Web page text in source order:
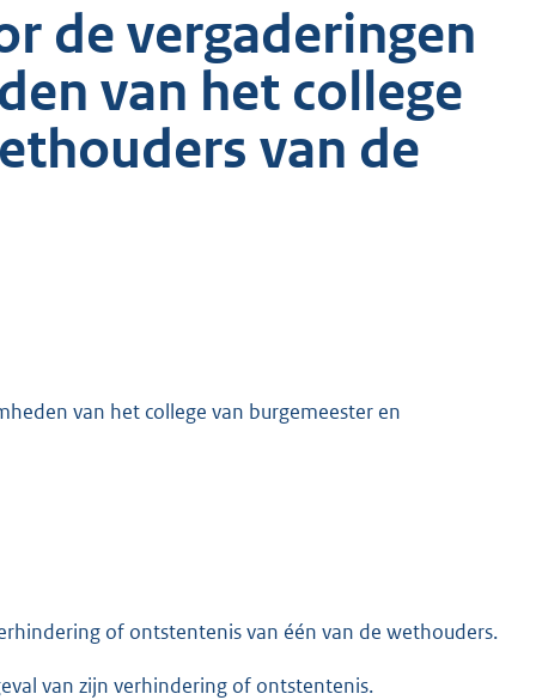
de vergaderingen
van het college
van de
van het college van burgemeester en
of ontstentenis van één van de wethouders.
van zijn verhindering of ontstentenis.